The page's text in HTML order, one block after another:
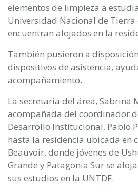
elementos de limpieza a
Universidad Nacional de Tierra
encuentran alojados en la
También pusieron a
dispositivos de asistencia,
acompañamiento.
La secretaria del área, Sabrina
acompañada del coordinador
Desarrollo Institucional, Pablo
hasta la residencia ubicada en
Beauvoir, donde jóvenes de
Grande y Patagonia Sur se
sus estudios en la UNTDF.